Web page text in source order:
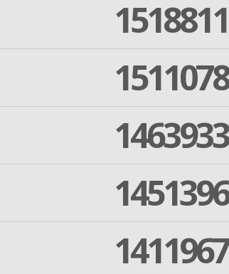
1518811
1511078
1463933
1451396
1411967